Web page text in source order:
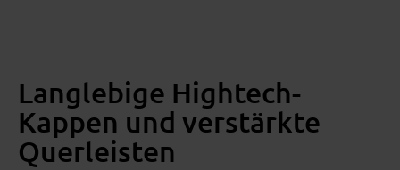
Langlebige Hightech-
Kappen und verstärkte
Querleisten